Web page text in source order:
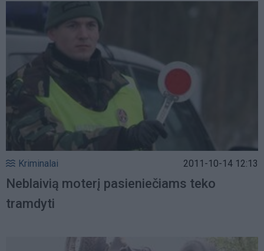
Kriminalai 2011-10-14 12:13
Neblaivią moterį pasieniečiams teko
tramdyti